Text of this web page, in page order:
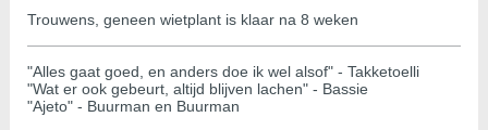
Trouwens, geneen wietplant is klaar na 8 weken
"Alles gaat goed, en anders doe ik wel alsof" - Takketoelli
"Wat er ook gebeurt, altijd blijven lachen" - Bassie
"Ajeto" - Buurman en Buurman